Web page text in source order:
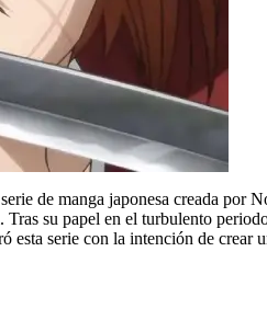
de manga japonesa creada por
su papel en el turbulento
serie con la intención de crear